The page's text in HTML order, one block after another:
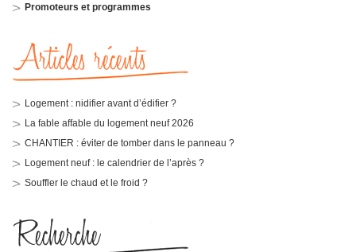
Promoteurs et programmes
Logement : nidifier avant d’édifier ?
La fable affable du logement neuf 2026
CHANTIER : éviter de tomber dans le panneau ?
Logement neuf : le calendrier de l’après ?
Souffler le chaud et le froid ?